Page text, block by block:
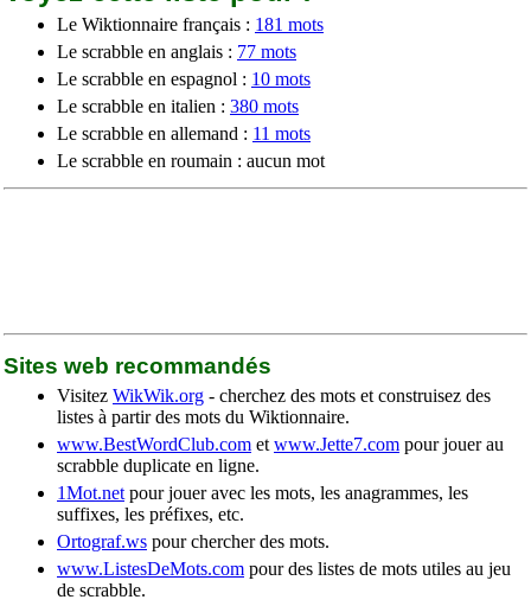
Le Wiktionnaire français : 181 mots
Le scrabble en anglais : 77 mots
Le scrabble en espagnol : 10 mots
Le scrabble en italien : 380 mots
Le scrabble en allemand : 11 mots
Le scrabble en roumain : aucun mot
Sites web recommandés
Visitez WikWik.org - cherchez des mots et construisez des
listes à partir des mots du Wiktionnaire.
www.BestWordClub.com et www.Jette7.com pour jouer au
scrabble duplicate en ligne.
1Mot.net pour jouer avec les mots, les anagrammes, les
suffixes, les préfixes, etc.
Ortograf.ws pour chercher des mots.
www.ListesDeMots.com pour des listes de mots utiles au jeu
de scrabble.